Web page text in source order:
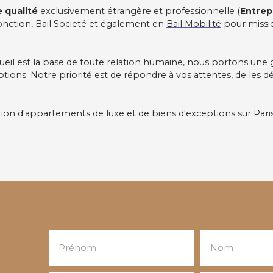
qualité exclusivement étrangère et professionnelle (
Bail Societé et également en Bail Mobilité pour
est la base de toute relation humaine, nous portons
Notre priorité est de répondre à vos attentes, de les
d'appartements de luxe et de biens d'exceptions sur
Prénom Nom